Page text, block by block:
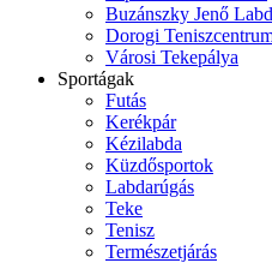
Buzánszky Jenő
Dorogi
Városi Tekepálya
Sportágak
Futás
Kerékpár
Kézilabda
Küzdősportok
Labdarúgás
Teke
Tenisz
Természetjárás